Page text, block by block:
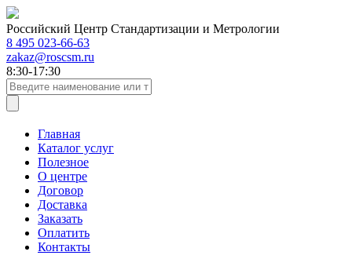
Российский Центр Стандартизации и Метрологии
8 495 023-66-63
zakaz@roscsm.ru
8:30-17:30
Главная
Каталог услуг
Полезное
О центре
Договор
Доставка
Заказать
Оплатить
Контакты